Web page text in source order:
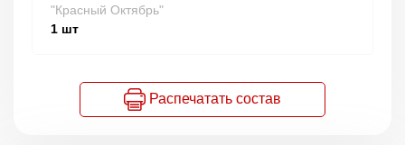
"Красный Октябрь"
1 шт
Распечатать состав